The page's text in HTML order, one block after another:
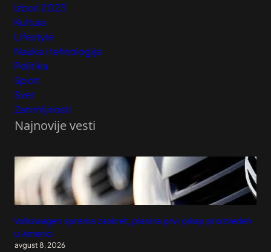
Izbori 2023
Kultura
Lifestyle
Nauka i tehnologija
Politika
Sport
Svet
Zanimljivosti
Najnovije vesti
Volkswagen sprema zaokret, planira prvi pikap proizveden
u Americi
avgust 8, 2026